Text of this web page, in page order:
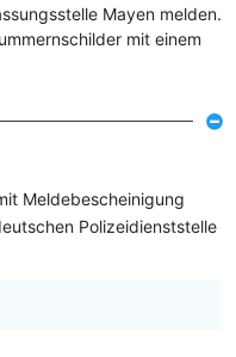
Mayen melden.
mit einem
Meldebescheinigung
Polizeidienststelle